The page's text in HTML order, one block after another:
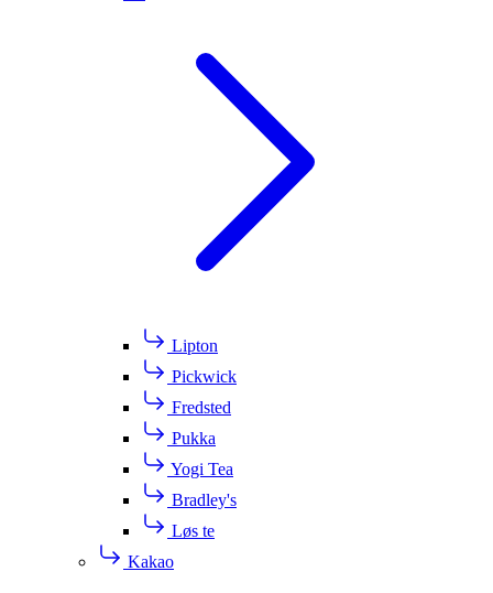
Lipton
Pickwick
Fredsted
Pukka
Yogi Tea
Bradley's
Løs te
Kakao